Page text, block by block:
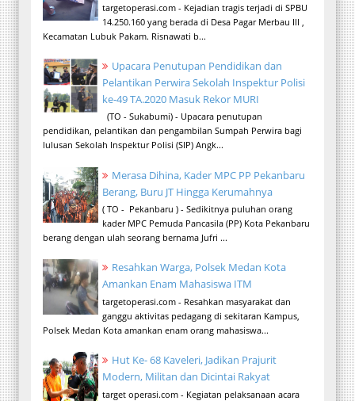
targetoperasi.com - Kejadian tragis terjadi di SPBU
14.250.160 yang berada di Desa Pagar Merbau III ,
Kecamatan Lubuk Pakam. Risnawati b...
Upacara Penutupan Pendidikan dan
Pelantikan Perwira Sekolah Inspektur Polisi
ke-49 TA.2020 Masuk Rekor MURI
(TO - Sukabumi) - Upacara penutupan
pendidikan, pelantikan dan pengambilan Sumpah Perwira bagi
lulusan Sekolah Inspektur Polisi (SIP) Angk...
Merasa Dihina, Kader MPC PP Pekanbaru
Berang, Buru JT Hingga Kerumahnya
( TO - Pekanbaru ) - Sedikitnya puluhan orang
kader MPC Pemuda Pancasila (PP) Kota Pekanbaru
berang dengan ulah seorang bernama Jufri ...
Resahkan Warga, Polsek Medan Kota
Amankan Enam Mahasiswa ITM
targetoperasi.com - Resahkan masyarakat dan
ganggu aktivitas pedagang di sekitaran Kampus,
Polsek Medan Kota amankan enam orang mahasiswa...
Hut Ke- 68 Kaveleri, Jadikan Prajurit
Modern, Militan dan Dicintai Rakyat
target operasi.com - Kegiatan pelaksanaan acara